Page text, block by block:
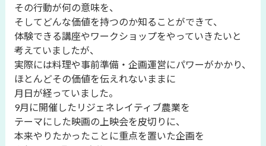
その行動が何の意味を、
そしてどんな価値を持つのか知ることができて、
体験できる講座やワークショップをやっていきたいと
考えていましたが、
実際には料理や事前準備・企画運営にパワーがかかり、
ほとんどその価値を伝えれないままに
月日が経っていました。
9月に開催したリジェネレイティブ農業を
テーマにした映画の上映会を皮切りに、
本来やりたかったことに重点を置いた企画を